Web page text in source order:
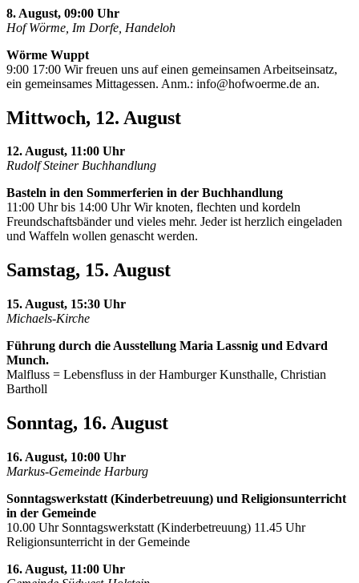
8. August, 09:00 Uhr
Hof Wörme, Im Dorfe, Handeloh
Wörme Wuppt
9:00 17:00 Wir freuen uns auf einen gemeinsamen Arbeitseinsatz,
ein gemeinsames Mittagessen. Anm.: info@hofwoerme.de an.
Mittwoch, 12. August
12. August, 11:00 Uhr
Rudolf Steiner Buchhandlung
Basteln in den Sommerferien in der Buchhandlung
11:00 Uhr bis 14:00 Uhr Wir knoten, flechten und kordeln
Freundschaftsbänder und vieles mehr. Jeder ist herzlich eingeladen
und Waffeln wollen genascht werden.
Samstag, 15. August
15. August, 15:30 Uhr
Michaels-Kirche
Führung durch die Ausstellung Maria Lassnig und Edvard
Munch.
Malfluss = Lebensfluss in der Hamburger Kunsthalle, Christian
Bartholl
Sonntag, 16. August
16. August, 10:00 Uhr
Markus-Gemeinde Harburg
Sonntagswerkstatt (Kinderbetreuung) und Religionsunterricht
in der Gemeinde
10.00 Uhr Sonntagswerkstatt (Kinderbetreuung) 11.45 Uhr
Religionsunterricht in der Gemeinde
16. August, 11:00 Uhr